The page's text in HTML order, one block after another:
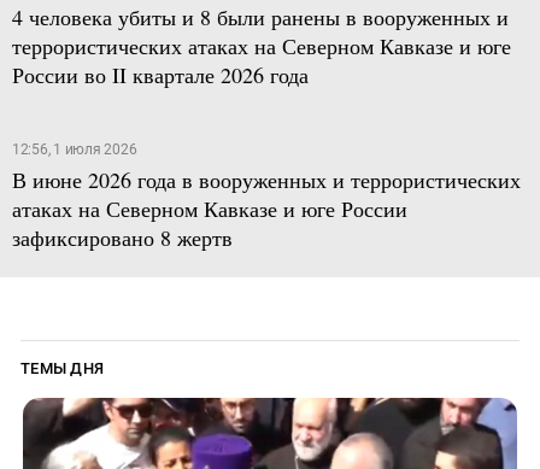
4 человека убиты и 8 были ранены в вооруженных и
террористических атаках на Северном Кавказе и юге
России во II квартале 2026 года
12:56, 1 июля 2026
В июне 2026 года в вооруженных и террористических
атаках на Северном Кавказе и юге России
зафиксировано 8 жертв
ТЕМЫ ДНЯ